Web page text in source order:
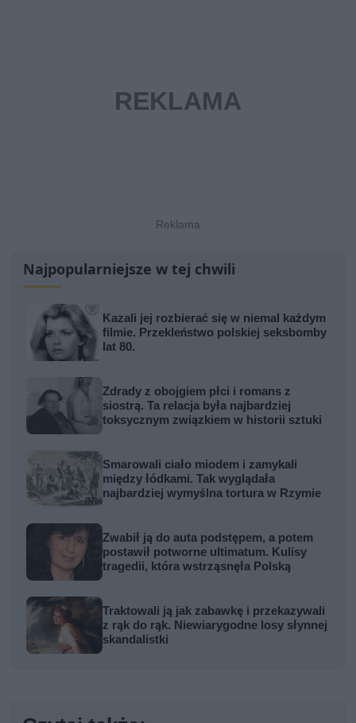
Najpopularniejsze w tej chwili
Kazali jej rozbierać się w niemal każdym
filmie. Przekleństwo polskiej seksbomby
lat 80.
Zdrady z obojgiem płci i romans z
siostrą. Ta relacja była najbardziej
toksycznym związkiem w historii sztuki
Smarowali ciało miodem i zamykali
między łódkami. Tak wyglądała
najbardziej wymyślna tortura w Rzymie
Zwabił ją do auta podstępem, a potem
postawił potworne ultimatum. Kulisy
tragedii, która wstrząsnęła Polską
Traktowali ją jak zabawkę i przekazywali
z rąk do rąk. Niewiarygodne losy słynnej
skandalistki